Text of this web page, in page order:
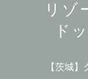
リゾ
ド
【茨城